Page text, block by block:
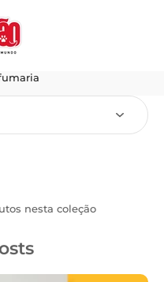
nesta coleção